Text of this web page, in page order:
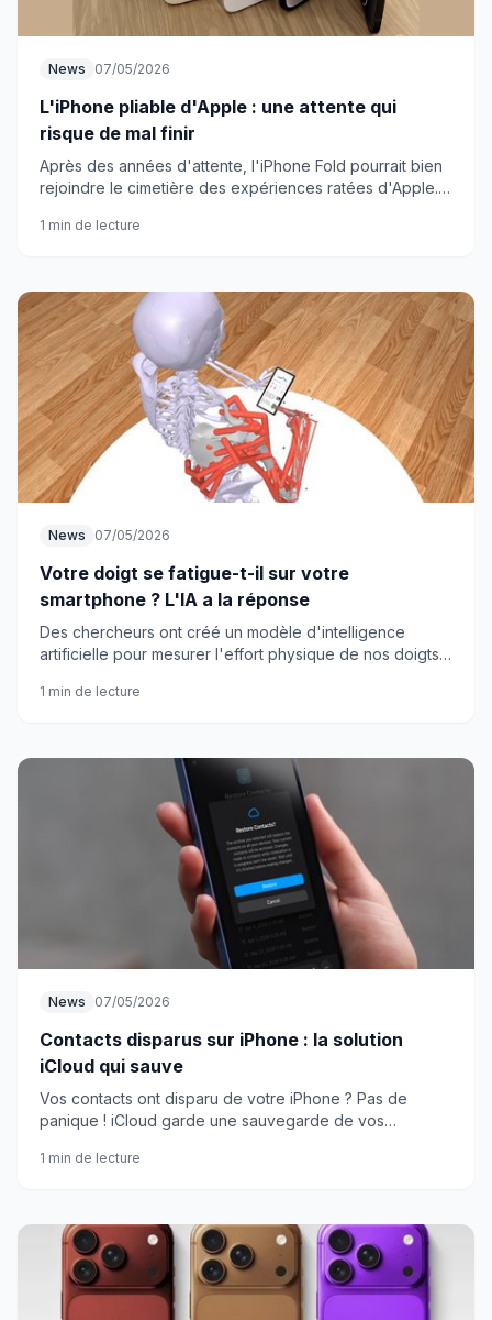
News 07/05/2026
L'iPhone pliable d'Apple : une attente qui
risque de mal finir
Après des années d'attente, l'iPhone Fold pourrait bien
rejoindre le cimetière des expériences ratées d'Apple.
semble partie pour répéter les erreurs du passé.
1 min de lecture
News 07/05/2026
Votre doigt se fatigue-t-il sur votre
smartphone ? L'IA a la réponse
Des chercheurs ont créé un modèle d'intelligence
artificielle pour mesurer l'effort physique de nos doigts
surprendre.
1 min de lecture
News 07/05/2026
Contacts disparus sur iPhone : la solution
iCloud qui sauve
Vos contacts ont disparu de votre iPhone ? Pas de
panique ! iCloud garde une sauvegarde de vos
clics.
1 min de lecture